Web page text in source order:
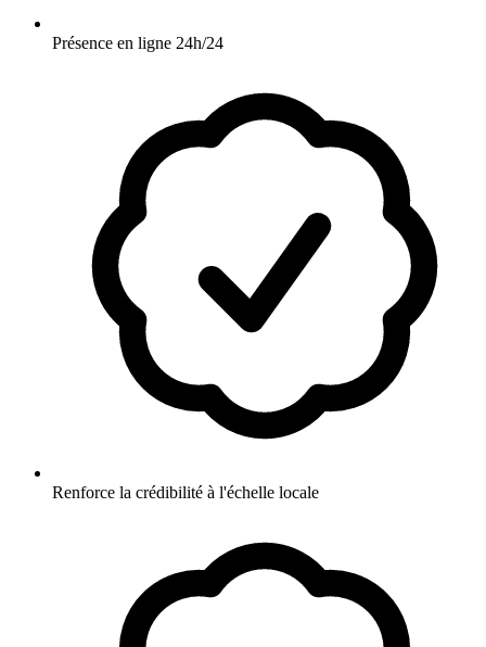
Présence en ligne 24h/24
Renforce la crédibilité à l'échelle locale